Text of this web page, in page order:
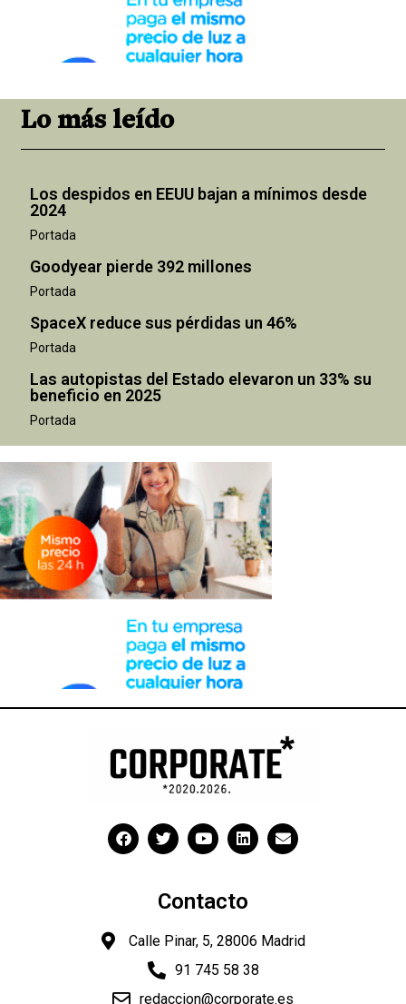
Lo más leído
Los despidos en EEUU bajan a mínimos desde
2024
Portada
Goodyear pierde 392 millones
Portada
SpaceX reduce sus pérdidas un 46%
Portada
Las autopistas del Estado elevaron un 33% su
beneficio en 2025
Portada
Contacto
Calle Pinar, 5, 28006 Madrid
91 745 58 38
redaccion@corporate.es